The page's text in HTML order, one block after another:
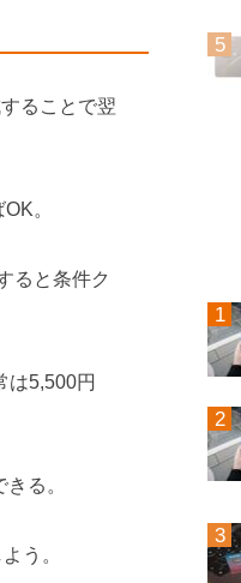
ることで翌
。
ると条件ク
は5,500円
る。
う。